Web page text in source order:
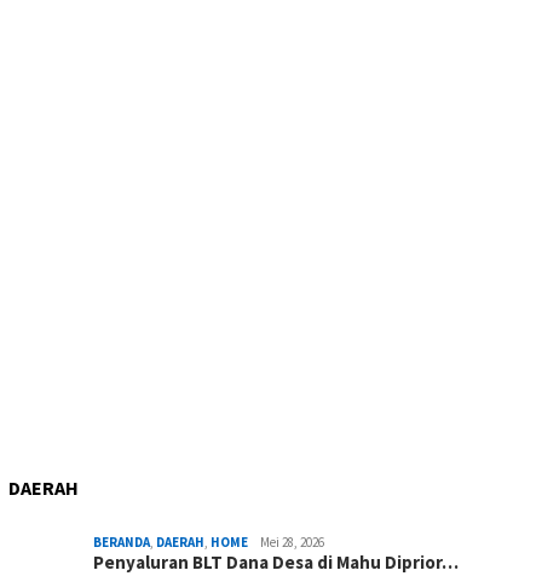
DAERAH
BERANDA, DAERAH, HOME Mei 28, 2026
Penyaluran BLT Dana Desa di Mahu Diprior…